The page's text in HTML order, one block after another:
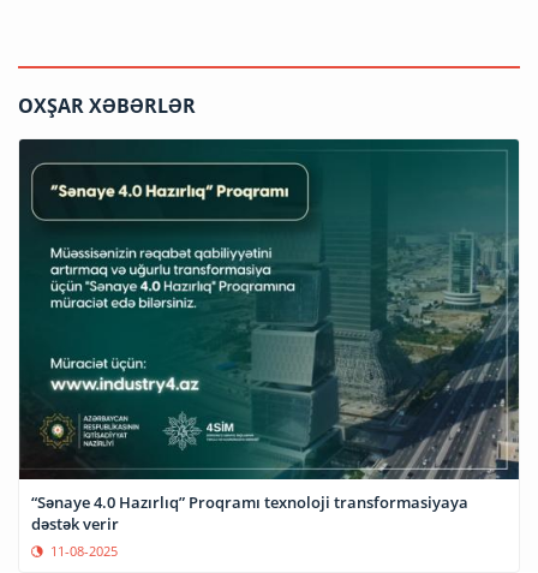
OXŞAR XƏBƏRLƏR
“Sənaye 4.0 Hazırlıq” Proqramı texnoloji transformasiyaya
dəstək verir
11-08-2025